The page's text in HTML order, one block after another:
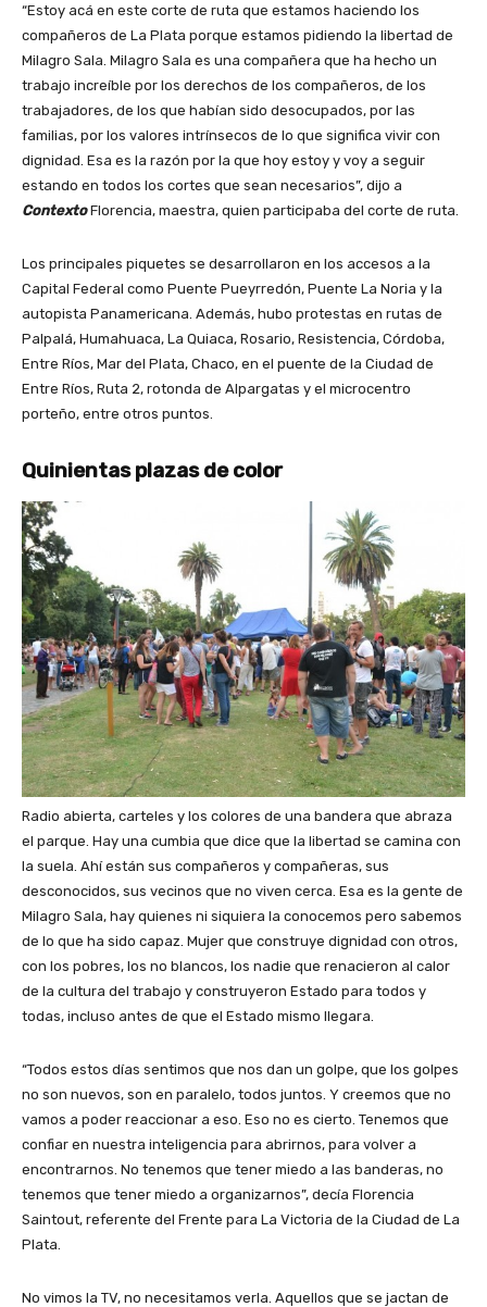
“Estoy acá en este corte de ruta que estamos haciendo los
compañeros de La Plata porque estamos pidiendo la libertad de
Milagro Sala. Milagro Sala es una compañera que ha hecho un
trabajo increíble por los derechos de los compañeros, de los
trabajadores, de los que habían sido desocupados, por las
familias, por los valores intrínsecos de lo que significa vivir con
dignidad. Esa es la razón por la que hoy estoy y voy a seguir
estando en todos los cortes que sean necesarios”, dijo a
ContextoFlorencia, maestra, quien participaba del corte de ruta.
Los principales piquetes se desarrollaron en los accesos a la
Capital Federal como Puente Pueyrredón, Puente La Noria y la
autopista Panamericana. Además, hubo protestas en rutas de
Palpalá, Humahuaca, La Quiaca, Rosario, Resistencia, Córdoba,
Entre Ríos, Mar del Plata, Chaco, en el puente de la Ciudad de
Entre Ríos, Ruta 2, rotonda de Alpargatas y el microcentro
porteño, entre otros puntos.
Quinientas plazas de color
Radio abierta, carteles y los colores de una bandera que abraza
el parque. Hay una cumbia que dice que la libertad se camina con
la suela. Ahí están sus compañeros y compañeras, sus
desconocidos, sus vecinos que no viven cerca. Esa es la gente de
Milagro Sala, hay quienes ni siquiera la conocemos pero sabemos
de lo que ha sido capaz. Mujer que construye dignidad con otros,
con los pobres, los no blancos, los nadie que renacieron al calor
de la cultura del trabajo y construyeron Estado para todos y
todas, incluso antes de que el Estado mismo llegara.
“Todos estos días sentimos que nos dan un golpe, que los golpes
no son nuevos, son en paralelo, todos juntos. Y creemos que no
vamos a poder reaccionar a eso. Eso no es cierto. Tenemos que
confiar en nuestra inteligencia para abrirnos, para volver a
encontrarnos. No tenemos que tener miedo a las banderas, no
tenemos que tener miedo a organizarnos”, decía Florencia
Saintout, referente del Frente para La Victoria de la Ciudad de La
Plata.
No vimos la TV, no necesitamos verla. Aquellos que se jactan de